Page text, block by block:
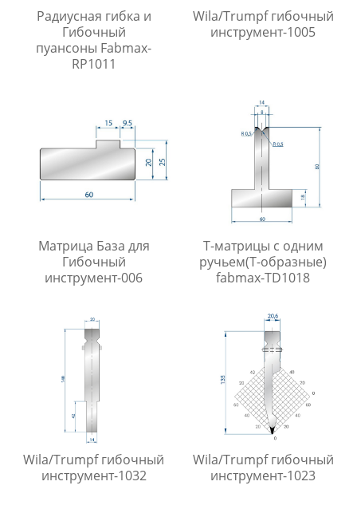
Радиусная гибка и
Гибочный
пуансоны Fabmax-
RP1011
Wila/Trumpf гибочный
инструмент-1005
Матрица База для
Гибочный
инструмент-006
Т-матрицы с одним
ручьем(Т-образные)
fabmax-TD1018
Wila/Trumpf гибочный
инструмент-1032
Wila/Trumpf гибочный
инструмент-1023